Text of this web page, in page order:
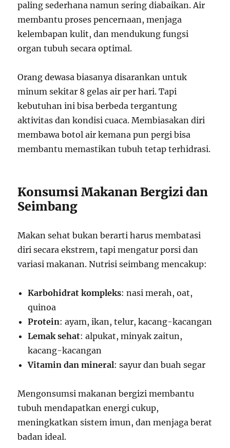
paling sederhana namun sering diabaikan. Air
membantu proses pencernaan, menjaga
kelembapan kulit, dan mendukung fungsi
organ tubuh secara optimal.
Orang dewasa biasanya disarankan untuk
minum sekitar 8 gelas air per hari. Tapi
kebutuhan ini bisa berbeda tergantung
aktivitas dan kondisi cuaca. Membiasakan diri
membawa botol air kemana pun pergi bisa
membantu memastikan tubuh tetap terhidrasi.
Konsumsi Makanan Bergizi dan
Seimbang
Makan sehat bukan berarti harus membatasi
diri secara ekstrem, tapi mengatur porsi dan
variasi makanan. Nutrisi seimbang mencakup:
Karbohidrat kompleks: nasi merah, oat,
quinoa
Protein: ayam, ikan, telur, kacang-kacangan
Lemak sehat: alpukat, minyak zaitun,
kacang-kacangan
Vitamin dan mineral: sayur dan buah segar
Mengonsumsi makanan bergizi membantu
tubuh mendapatkan energi cukup,
meningkatkan sistem imun, dan menjaga berat
badan ideal.